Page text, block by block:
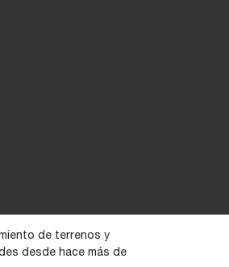
de terrenos y
desde hace más de